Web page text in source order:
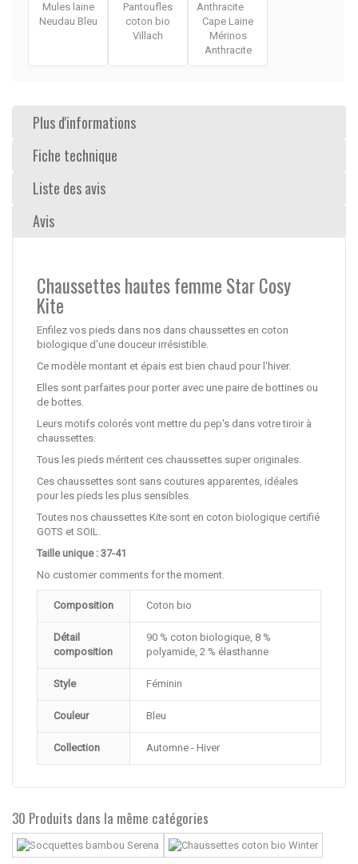
Mules laine
Neudau Bleu
Pantoufles
coton bio
Villach
Cape Laine
Mérinos
Anthracite
Plus d'informations
Fiche technique
Liste des avis
Avis
Chaussettes hautes femme Star Cosy
Kite
Enfilez vos pieds dans nos dans chaussettes en coton
biologique d’une douceur irrésistible.
Ce modèle montant et épais est bien chaud pour l'hiver.
Elles sont parfaites pour porter avec une paire de bottines ou
de bottes.
Leurs motifs colorés vont mettre du pep's dans votre tiroir à
chaussettes.
Tous les pieds méritent ces chaussettes super originales.
Ces chaussettes sont sans coutures apparentes, idéales
pour les pieds les plus sensibles.
Toutes nos chaussettes Kite sont en coton biologique certifié
GOTS et SOIL.
Taille unique : 37-41
No customer comments for the moment.
Composition Coton bio
Détail
composition
90 % coton biologique, 8 %
polyamide, 2 % élasthanne
Style Féminin
Couleur Bleu
Collection Automne - Hiver
30 Produits dans la même catégories